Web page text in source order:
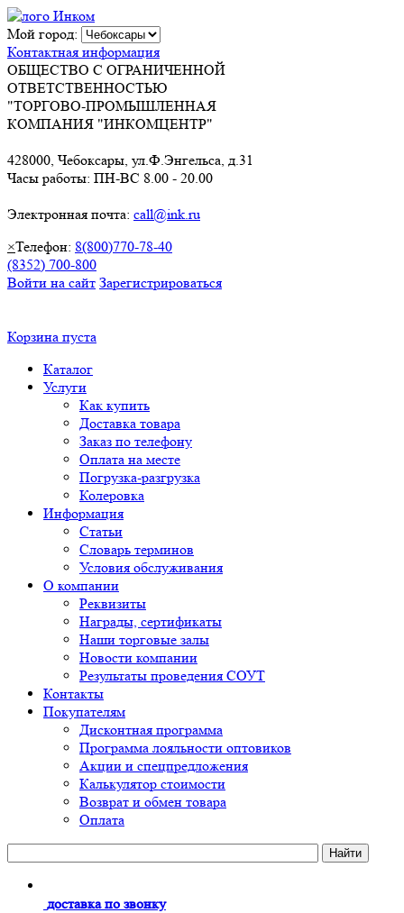
Мой город:
Контактная информация
ОБЩЕСТВО С ОГРАНИЧЕННОЙ
ОТВЕТСТВЕННОСТЬЮ
"ТОРГОВО-ПРОМЫШЛЕННАЯ
КОМПАНИЯ "ИНКОМЦЕНТР"
428000, Чебоксары, ул.Ф.Энгельса, д.31
Часы работы: ПН-ВС 8.00 - 20.00
Электронная почта: call@ink.ru
×Телефон: 8(800)770-78-40
(8352) 700-800
Войти на сайт Зарегистрироваться
Корзина пуста
Каталог
Услуги
Как купить
Доставка товара
Заказ по телефону
Оплата на месте
Погрузка-разгрузка
Колеровка
Информация
Статьи
Словарь терминов
Условия обслуживания
О компании
Реквизиты
Награды, сертификаты
Наши торговые залы
Новости компании
Результаты проведения СОУТ
Контакты
Покупателям
Дисконтная программа
Программа лояльности оптовиков
Акции и спецпредложения
Калькулятор стоимости
Возврат и обмен товара
Оплата
доставка по звонку